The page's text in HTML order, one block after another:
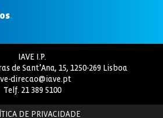
.
IAVE I.P.
de Sant’Ana, 15, 1250-269 Lisboa
direcao@iave.pt
Telf. 21 389 5100
DE PRIVACIDADE